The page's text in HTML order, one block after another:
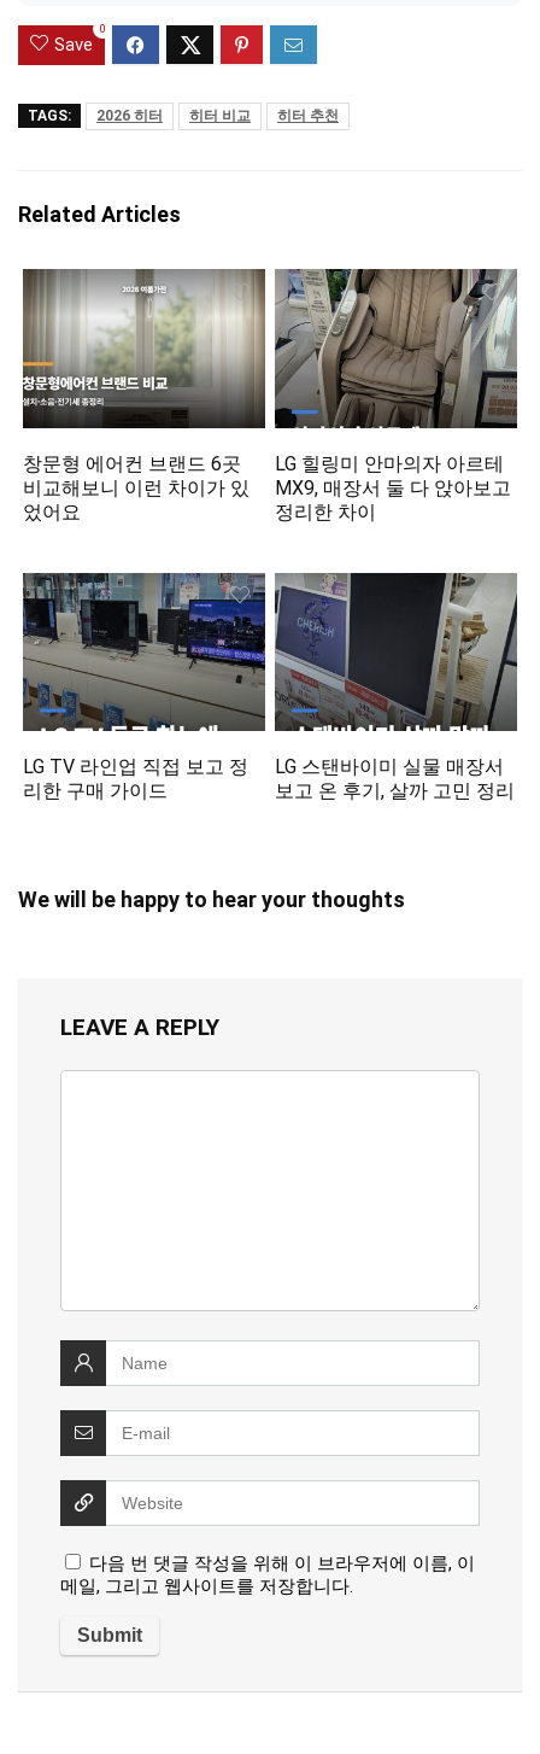
Save
0
TAGS: 2026 히터 히터 비교 히터 추천
Related Articles
창문형 에어컨 브랜드 6곳
비교해보니 이런 차이가 있
었어요
LG 힐링미 안마의자 아르테
MX9, 매장서 둘 다 앉아보고
정리한 차이
LG TV 라인업 직접 보고 정
리한 구매 가이드
LG 스탠바이미 실물 매장서
보고 온 후기, 살까 고민 정리
We will be happy to hear your thoughts
LEAVE A REPLY
다음 번 댓글 작성을 위해 이 브라우저에 이름, 이
메일, 그리고 웹사이트를 저장합니다.